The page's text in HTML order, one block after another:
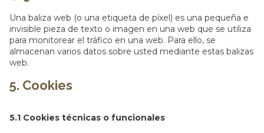
Una baliza web (o una etiqueta de píxel) es una pequeña e
invisible pieza de texto o imagen en una web que se utiliza
para monitorear el tráfico en una web. Para ello, se
almacenan varios datos sobre usted mediante estas balizas
web.
5. Cookies
5.1 Cookies técnicas o funcionales